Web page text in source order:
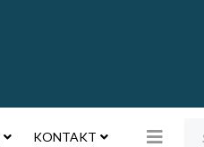
KONTAKT